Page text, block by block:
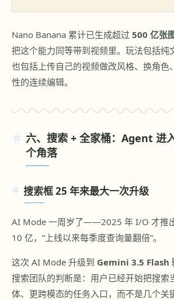
Nano Banana 累计已生成超过 500 亿张
把这个能力同等带到视频里。玩法包括纯
也包括上传自己的视频做改风格、换角色
性的连续编辑。
六、搜索 + 全家桶：Agent 进
个角落
搜索框 25 年来最大一次升级
AI Mode 一周岁了——2025 年 I/O 才推
10 亿，”上线以来每季度查询量翻倍”。
这次 AI Mode 升级到 Gemini 3.5 Flash
搜索团队的判断是：用户已经开始把搜索
体、更跨模态的任务入口，而不是几个关